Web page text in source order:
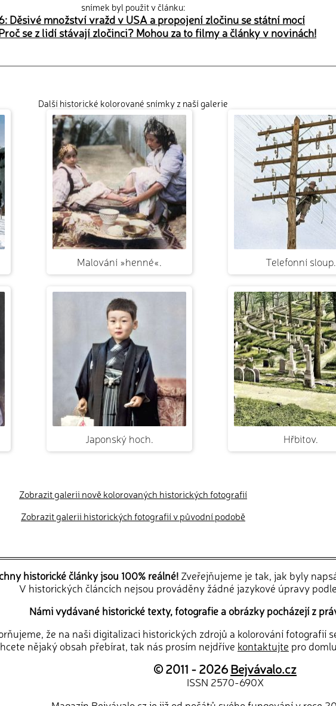
snímek byl použit v článku:
Děsivé množství vražd v USA a propojení zločinu se státní mocí
se z lidí stávají zločinci? Mohou za to filmy a články v novinách!
Další historické kolorované snímky z naší galerie
Malování »henné«. Telefonní sloup.
Japonský hoch. Hřbitov.
Zobrazit galerii nově kolorovaných historických fotografií
Zobrazit galerii historických fotografií v původní podobě
historické články jsou 100% reálné! Zveřejňujeme je tak, jak byly
V historických článcích nejsou prováděny žádné jazykové úpravy
Námi vydávané historické texty, fotografie a obrázky pocházejí z
že na naši digitalizaci historických zdrojů a kolorování fotografií
nějaký obsah přebírat, tak nás prosím nejdříve kontaktujte pro
© 2011 - 2026Bejvávalo.cz
ISSN 2570-690X